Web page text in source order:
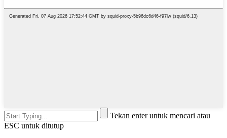
Tekan enter untuk mencari atau
ESC untuk ditutup